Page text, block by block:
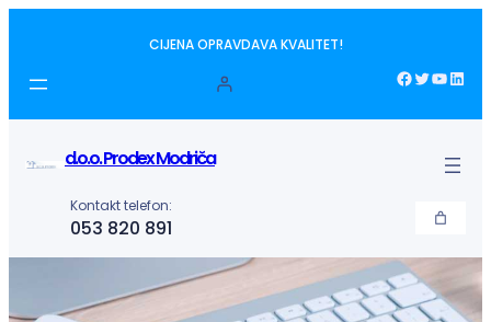
sadržaj
CIJENA OPRAVDAVA KVALITET!
Facebook Twitter YouTube LinkedIn
d.o.o. Prodex Modriča
Kontakt telefon:
053 820 891